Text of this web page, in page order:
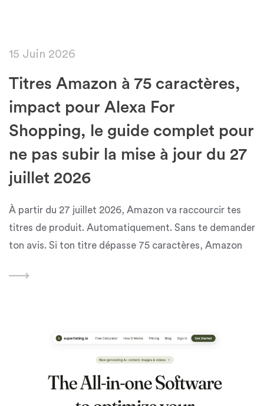
15 Juin 2026
Titres Amazon à 75 caractères,
impact pour Alexa For
Shopping, le guide complet pour
ne pas subir la mise à jour du 27
juillet 2026
À partir du 27 juillet 2026, Amazon va raccourcir tes
titres de produit. Automatiquement. Sans te demander
ton avis. Si ton titre dépasse 75 caractères, Amazon